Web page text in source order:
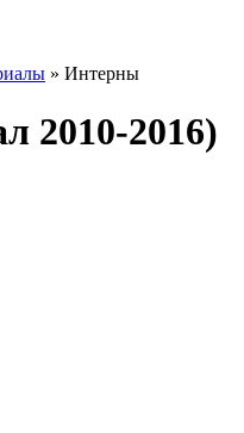
» Интерны
2010-2016)